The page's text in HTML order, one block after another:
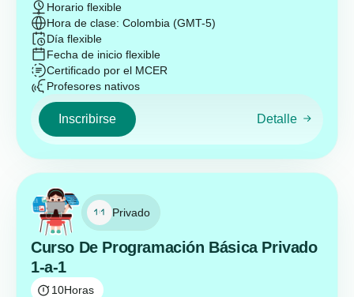
Horario flexible
Hora de clase: Colombia (GMT-5)
Día flexible
Fecha de inicio flexible
Certificado por el MCER
Profesores nativos
Inscribirse Detalle
Privado
Curso De Programación Básica Privado
1-a-1
10Horas